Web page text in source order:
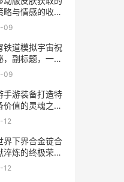
略与情感的收藏
09
铁道模拟宇宙祝
，副标题，一场
策略的永恒博
09
手游装备打造特
价值的灵魂之
，特效如何决
12
界下界合金锭合
淬炼的终极荣耀
12